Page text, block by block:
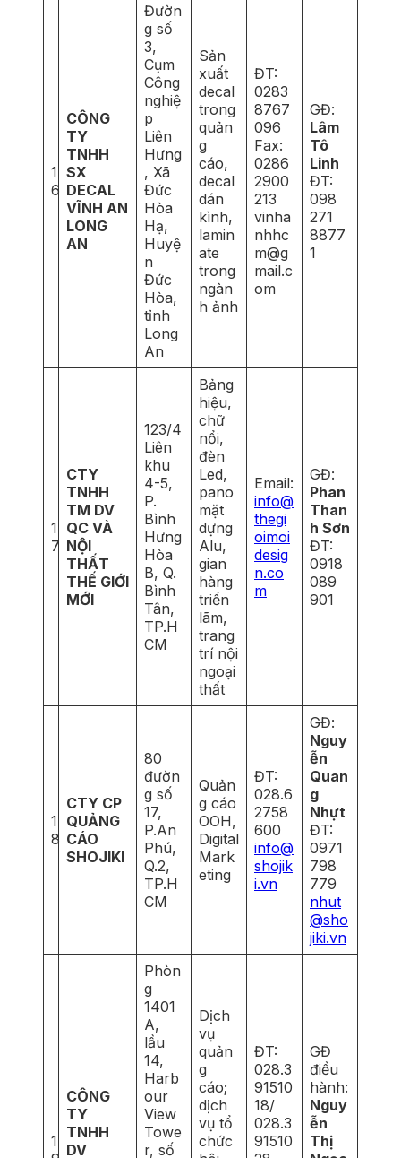
1
6
CÔNG
TY
TNHH
SX
DECAL
VĨNH AN
LONG
AN
Đườn
g số
3,
Cụm
Công
nghiệ
p
Liên
Hưng
, Xã
Đức
Hòa
Hạ,
Huyệ
n
Đức
Hòa,
tỉnh
Long
An
Sản
xuất
decal
trong
quản
g
cáo,
decal
dán
kình,
lamin
ate
trong
ngàn
h ảnh
ĐT:
0283
8767
096
Fax:
0286
2900
213
vinha
nhhc
m@g
mail.c
om
GĐ:
Lâm
Tô
Linh
ĐT:
098
271
8877
1
1
7
CTY
TNHH
TM DV
QC VÀ
NỘI
THẤT
THẾ GIỚI
MỚI
123/4
Liên
khu
4-5,
P.
Bình
Hưng
Hòa
B, Q.
Bình
Tân,
TP.H
CM
Bảng
hiệu,
chữ
nổi,
đèn
Led,
pano
mặt
dựng
Alu,
gian
hàng
triển
lãm,
trang
trí nội
ngoại
thất
Email:
info@
thegi
oimoi
desig
n.co
m
GĐ:
Phan
Than
h Sơn
ĐT:
0918
089
901
1
8
CTY CP
QUẢNG
CÁO
SHOJIKI
80
đườn
g số
17,
P.An
Phú,
Q.2,
TP.H
CM
Quản
g cáo
OOH,
Digital
Mark
eting
ĐT:
028.6
2758
600
info@
shojik
i.vn
GĐ:
Nguy
ễn
Quan
g
Nhựt
ĐT:
0971
798
779
nhut
@sho
jiki.vn
1
CÔNG
TY
TNHH
DV
Phòn
g
1401
A,
lầu
14,
Harb
our
View
Towe
r, số
Dịch
vụ
quản
g
cáo;
dịch
vụ tổ
chức
ĐT:
028.3
91510
18/
028.3
91510
GĐ
điều
hành:
Nguy
ễn
Thị